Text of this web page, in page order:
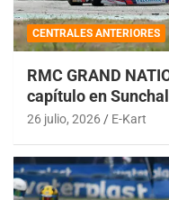
CENTRALES ANTERIORES
RMC GRAND
capítulo en
26 julio, 2026 E-Kart